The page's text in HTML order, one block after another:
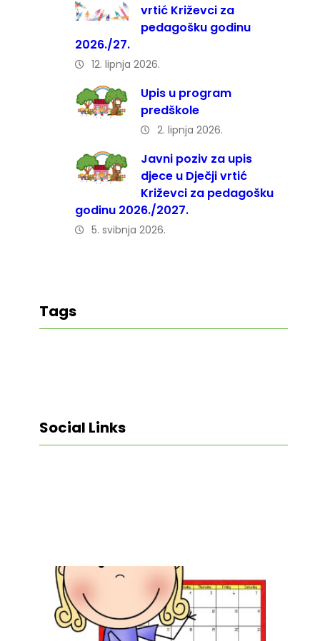
vrtić Križevci za
pedagošku godinu
2026./27.
12. lipnja 2026.
Upis u program
predškole
2. lipnja 2026.
Javni poziv za upis
djece u Dječji vrtić
Križevci za pedagošku
godinu 2026./2027.
5. svibnja 2026.
Tags
Social Links